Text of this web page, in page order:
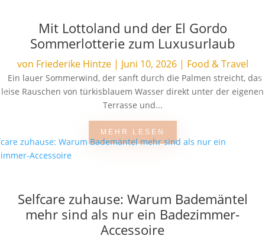
Mit Lottoland und der El Gordo
Sommerlotterie zum Luxusurlaub
von Friederike Hintze| Juni 10, 2026| Food & Travel
Ein lauer Sommerwind, der sanft durch die Palmen streicht, das
leise Rauschen von türkisblauem Wasser direkt unter der eigenen
Terrasse und...
MEHR LESEN
Selfcare zuhause: Warum Bademäntel
mehr sind als nur ein Badezimmer-
Accessoire